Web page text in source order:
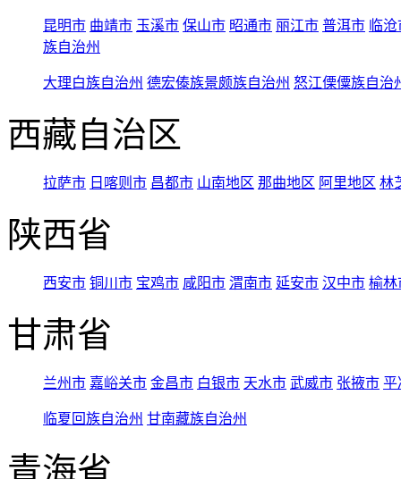
昆明市 曲靖市 玉溪市 保山市 昭通市 丽江市 普洱市 临
族自治州
大理白族自治州 德宏傣族景颇族自治州 怒江傈僳族自治
西藏自治区
拉萨市 日喀则市 昌都市 山南地区 那曲地区 阿里地区 林
陕西省
西安市 铜川市 宝鸡市 咸阳市 渭南市 延安市 汉中市 榆林
甘肃省
兰州市 嘉峪关市 金昌市 白银市 天水市 武威市 张掖市 平
临夏回族自治州 甘南藏族自治州
青海省